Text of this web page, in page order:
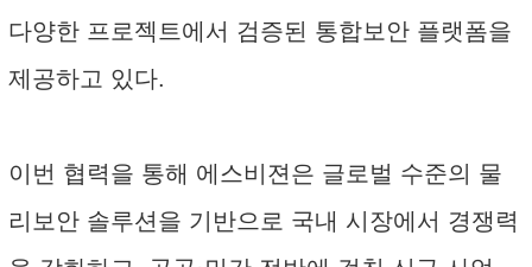
다양한 프로젝트에서 검증된 통합보안 플랫폼을
제공하고 있다.
이번 협력을 통해 에스비젼은 글로벌 수준의 물
리보안 솔루션을 기반으로 국내 시장에서 경쟁력